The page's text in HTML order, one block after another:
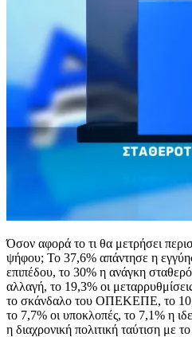
Όσον αφορά το τι θα μετρήσει
ψήφου; Το 37,6% απάντησε η
επιπέδου, το 30% η ανάγκη
αλλαγή, το 19,3% οι
το σκάνδαλο του ΟΠΕΚΕΠΕ, το
το 7,7% οι υποκλοπές, το 7,1% η
η διαχρονική πολιτική ταύτιση με